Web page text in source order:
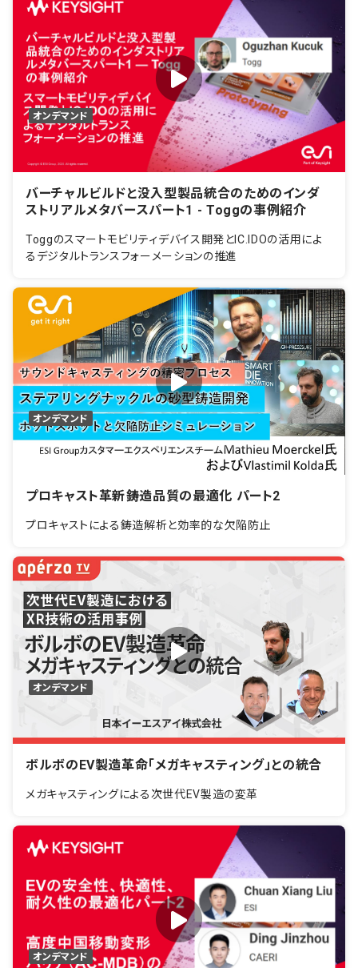
オンデマンド
バーチャルビルドと没入型製品統合のためのインダ
ストリアルメタバースパート1 - Toggの事例紹介
Toggのスマートモビリティデバイス開発とIC.IDOの活用によ
るデジタルトランスフォーメーションの推進
オンデマンド
プロキャスト革新――鋳造品質の最適化 パート2
プロキャストによる鋳造解析と効率的な欠陥防止
オンデマンド
ボルボのEV製造革命「メガキャスティング」との統合
メガキャスティングによる次世代EV製造の変革
オンデマンド